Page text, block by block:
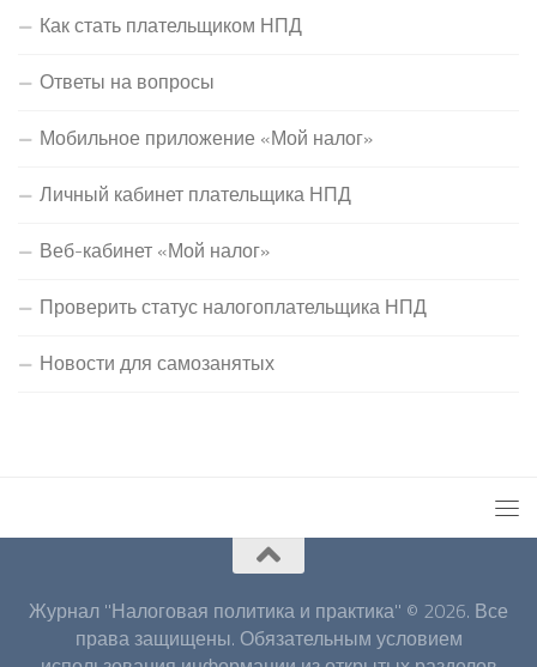
Как стать плательщиком НПД
Ответы на вопросы
Мобильное приложение «Мой налог»
Личный кабинет плательщика НПД
Веб-кабинет «Мой налог»
Проверить статус налогоплательщика НПД
Новости для самозанятых
Журнал "Налоговая политика и практика" © 2026. Все
права защищены. Обязательным условием